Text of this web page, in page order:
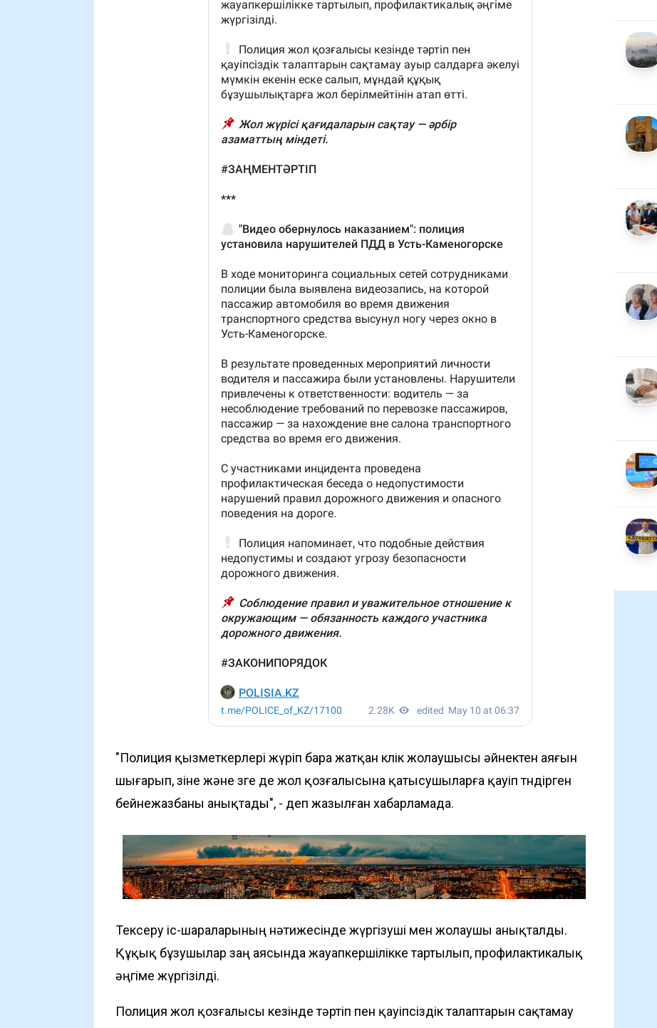
"Полиция қызметкерлері жүріп бара жатқан көлік жолаушысы әйнектен аяғын
шығарып, өзіне және өзге де жол қозғалысына қатысушыларға қауіп төндірген
бейнежазбаны анықтады", - деп жазылған хабарламада.
Тексеру іс-шараларының нәтижесінде жүргізуші мен жолаушы анықталды.
Құқық бұзушылар заң аясында жауапкершілікке тартылып, профилактикалық
әңгіме жүргізілді.
Полиция жол қозғалысы кезінде тәртіп пен қауіпсіздік талаптарын сақтамау